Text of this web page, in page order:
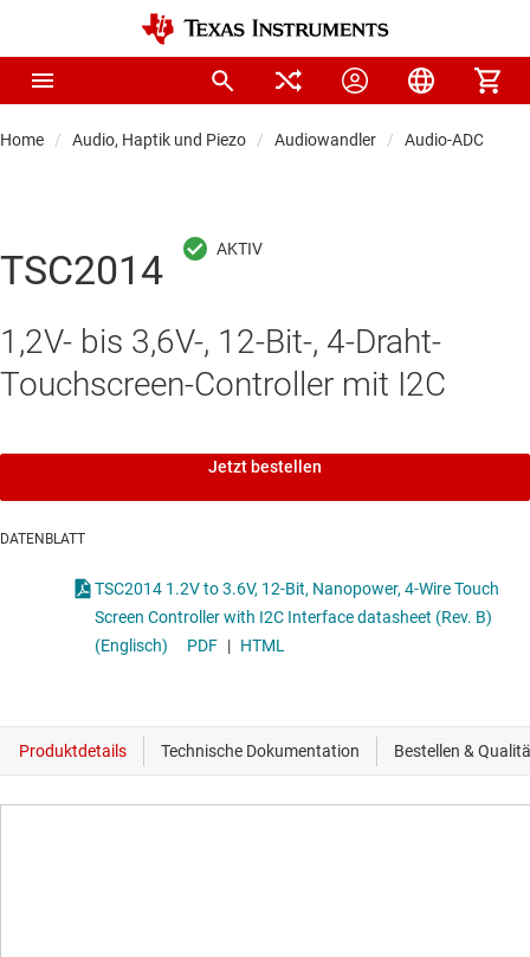
Home Audio, Haptik und Piezo Audiowandler Audio-ADCs
TSC2014
1,2V- bis 3,6V-, 12-Bit-, 4-Draht-
Touchscreen-Controller mit I2C
Jetzt bestellen
DATENBLATT
TSC2014 1.2V to 3.6V, 12-Bit, Nanopower, 4-Wire Touch
Screen Controller with I2C Interface datasheet (Rev. B)
(Englisch)
PDF | HTML